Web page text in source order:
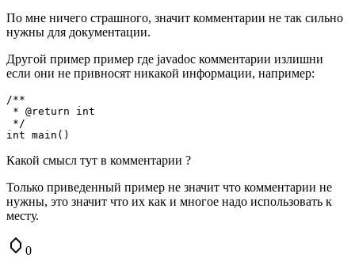
По мне ничего страшного, значит комментарии не так сильно
нужны для документации.
Другой пример пример где javadoc комментарии излишни
если они не привносят никакой информации, например:
/**
* @return int
*/
Какой смысл тут в комментарии ?
Только приведенный пример не значит что комментарии не
нужны, это значит что их как и многое надо использовать к
месту.
0